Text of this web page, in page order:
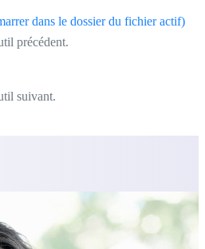
dans le dossier du fichier actif)
précédent.
suivant.